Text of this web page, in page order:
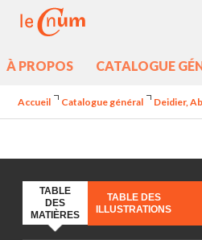
À PROPOS CATALOGUE
Accueil Catalogue général Deidier,
TABLE
DES
MATIÈRES
TABLE DES
ILLUSTRATIONS